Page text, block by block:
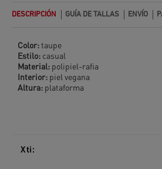
DESCRIPCIÓN GUÍA DE TALLAS ENVÍO
Color:taupe
Estilo: casual
Material: polipiel-rafia
Interior: piel vegana
Altura: plataforma
Xti: